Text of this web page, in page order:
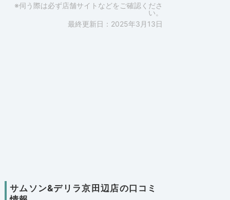
※伺う際は必ず店舗サイトなどをご確認くださ
い。
最終更新日：2025年3月13日
サムソン&デリラ京田辺店の口コミ